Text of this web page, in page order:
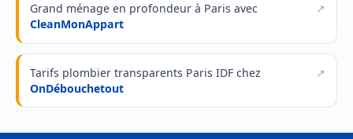
Grand ménage en profondeur à Paris avec
CleanMonAppart
Tarifs plombier transparents Paris IDF chez
OnDébouchetout